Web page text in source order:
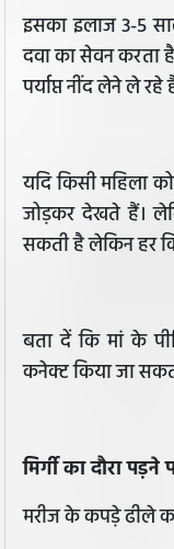
इसका इलाज 3-5
दवा का सेवन करता
पर्याप्त नींद लेने ले
यदि किसी महिला
जोड़कर देखते हैं।
सकती है लेकिन हर
बता दें कि मां के
कनेक्ट किया जा
मिर्गी का दौरा
मरीज के कपड़े ढीले